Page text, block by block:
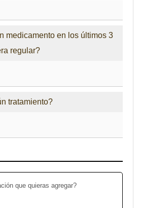
medicamento en los últimos 3
regular?
tratamiento?